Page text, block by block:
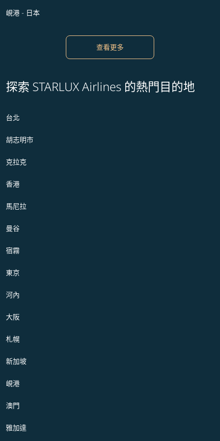
峴港 - 日本
查看更多
探索 STARLUX Airlines 的熱門目的地
台北
胡志明市
克拉克
香港
馬尼拉
曼谷
宿霧
東京
河內
大阪
札幌
新加坡
峴港
澳門
雅加達